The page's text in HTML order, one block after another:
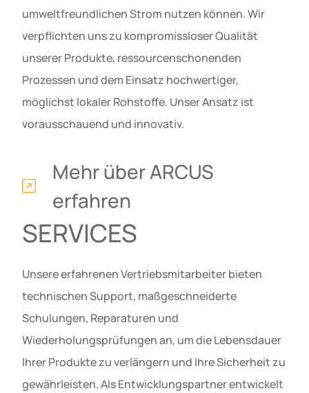
umweltfreundlichen Strom nutzen können. Wir
verpflichten uns zu kompromissloser Qualität
unserer Produkte, ressourcenschonenden
Prozessen und dem Einsatz hochwertiger,
möglichst lokaler Rohstoffe. Unser Ansatz ist
vorausschauend und innovativ.
Mehr über ARCUS
erfahren
SERVICES
Unsere erfahrenen Vertriebsmitarbeiter bieten
technischen Support, maßgeschneiderte
Schulungen, Reparaturen und
Wiederholungsprüfungen an, um die Lebensdauer
Ihrer Produkte zu verlängern und Ihre Sicherheit zu
gewährleisten. Als Entwicklungspartner entwickelt